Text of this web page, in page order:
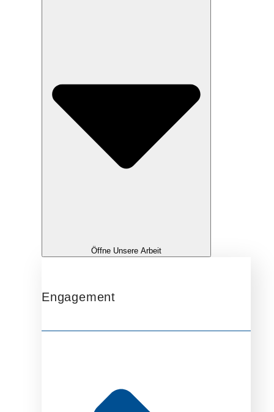
Öffne Unsere Arbeit
Engagement